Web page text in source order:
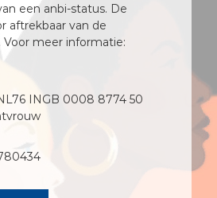
een anbi-status. De
aftrekbaar van de
meer informatie:
INGB 0008 8774 50